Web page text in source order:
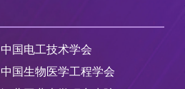
中国电工技术学会
中国生物医学工程学会